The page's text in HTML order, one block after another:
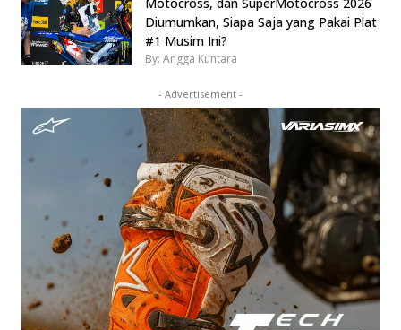
Diumumkan, Siapa Saja yang Pakai Plat
#1 Musim Ini?
By: Angga Kuntara
- Advertisement -